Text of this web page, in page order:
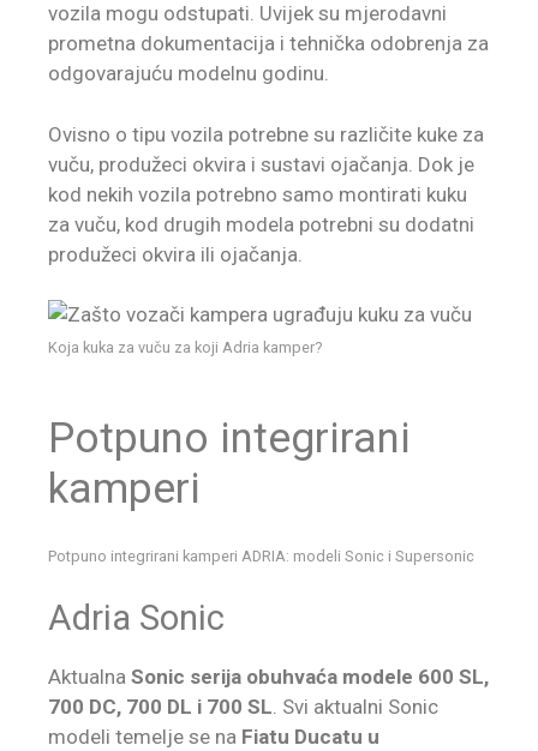
vozila mogu odstupati. Uvijek su mjerodavni
prometna dokumentacija i tehnička odobrenja za
odgovarajuću modelnu godinu.
Ovisno o tipu vozila potrebne su različite kuke za
vuču, produžeci okvira i sustavi ojačanja. Dok je
kod nekih vozila potrebno samo montirati kuku
za vuču, kod drugih modela potrebni su dodatni
produžeci okvira ili ojačanja.
Koja kuka za vuču za koji Adria kamper?
Potpuno integrirani
kamperi
Potpuno integrirani kamperi ADRIA: modeli Sonic i Supersonic
Adria Sonic
Aktualna Sonic serija obuhvaća modele 600 SL,
700 DC, 700 DL i 700 SL. Svi aktualni Sonic
modeli temelje se na Fiatu Ducatu u